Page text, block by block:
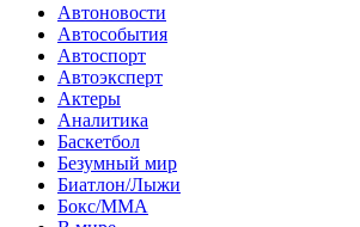
Автоновости
Автособытия
Автоспорт
Автоэксперт
Актеры
Аналитика
Баскетбол
Безумный мир
Биатлон/Лыжи
Бокс/MMA